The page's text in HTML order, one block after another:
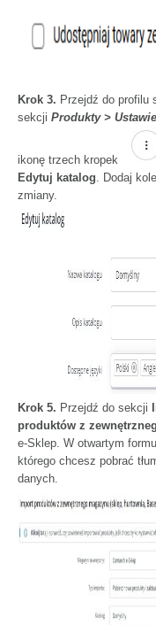
Krok 3. Przejdź do profilu
sekcji Produkty >
ikonę trzech kropek
Edytuj katalog. Dodaj
zmiany.
Krok 5. Przejdź do sekcji
produktów z
e-Sklep. W otwartym
którego chcesz pobrać
danych.